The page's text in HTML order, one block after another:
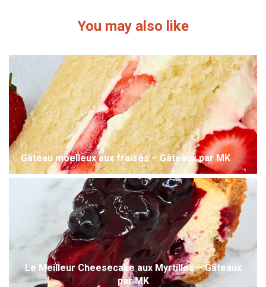
You may also like
Gâteau moelleux aux fraises – Gâteaux par MK
Le Meilleur Cheesecake aux Myrtilles – Gâteaux
par MK